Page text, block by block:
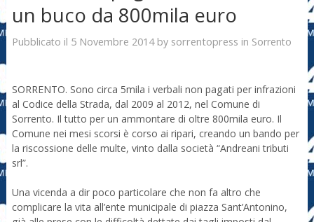
un buco da 800mila euro
Pubblicato il 5 Novembre 2014by sorrentopress in Sorrento
SORRENTO. Sono circa 5mila i verbali non pagati per infrazioni
al Codice della Strada, dal 2009 al 2012, nel Comune di
Sorrento. Il tutto per un ammontare di oltre 800mila euro. Il
Comune nei mesi scorsi è corso ai ripari, creando un bando per
la riscossione delle multe, vinto dalla società “Andreani tributi
srl”.
Una vicenda a dir poco particolare che non fa altro che
complicare la vita all’ente municipale di piazza Sant’Antonino,